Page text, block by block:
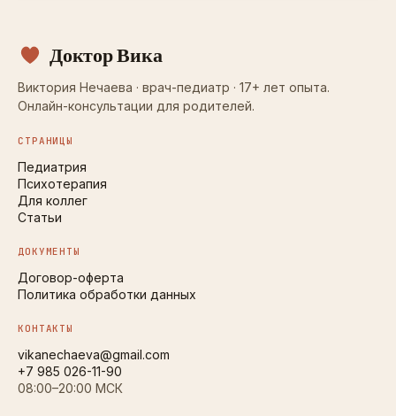
Доктор Вика
Виктория Нечаева · врач-педиатр · 17+ лет опыта.
Онлайн-консультации для родителей.
СТРАНИЦЫ
Педиатрия
Психотерапия
Для коллег
Статьи
ДОКУМЕНТЫ
Договор-оферта
Политика обработки данных
КОНТАКТЫ
vikanechaeva@gmail.com
+7 985 026-11-90
08:00–20:00 МСК